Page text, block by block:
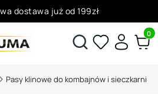
dostawa już od 199zł
na wybrane produktyOtwórz wyszukiwarkę
Pasy klinowe do kombajnów i sieczkarni